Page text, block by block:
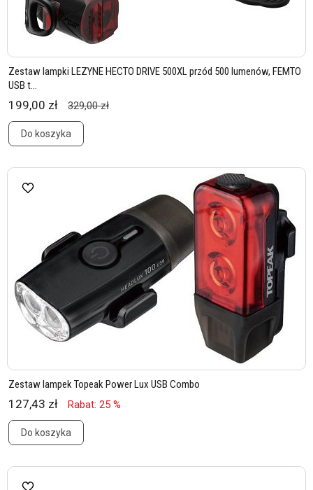
Zestaw lampki LEZYNE HECTO DRIVE 500XL przód 500 lumenów, FEMTO
USB t...
199,00 zł 329,00 zł
Do koszyka
Zestaw lampek Topeak Power Lux USB Combo
127,43 zł Rabat: 25 %
Do koszyka